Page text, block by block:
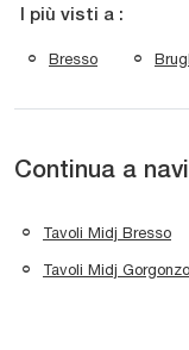
I più visti a :
Bresso
Continua a
Tavoli Midj Bresso
Tavoli Midj